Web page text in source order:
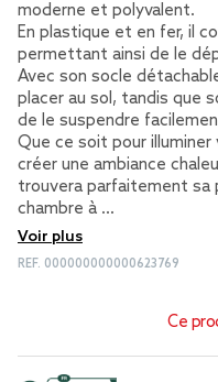
moderne et polyvalent.
En plastique et en fer, il
permettant ainsi de le
Avec son socle
placer au sol, tandis que
de le suspendre
Que ce soit pour
créer une ambiance
trouvera parfaitement sa
chambre à …
Voir plus
REF. 000000000000623769
Ce